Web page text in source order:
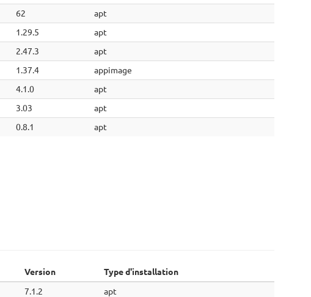
62
apt
1.29.5
apt
2.47.3
apt
1.37.4
appimage
4.1.0
apt
3.03
apt
0.8.1 apt
Version
Type d'installation
7.1.2
apt